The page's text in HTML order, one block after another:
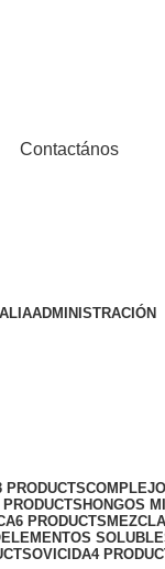
Contactános
ADMINISTRACIÓN
PRODUCTS
PRODUCTSHONGOS
6 PRODUCTS
OVICIDA4